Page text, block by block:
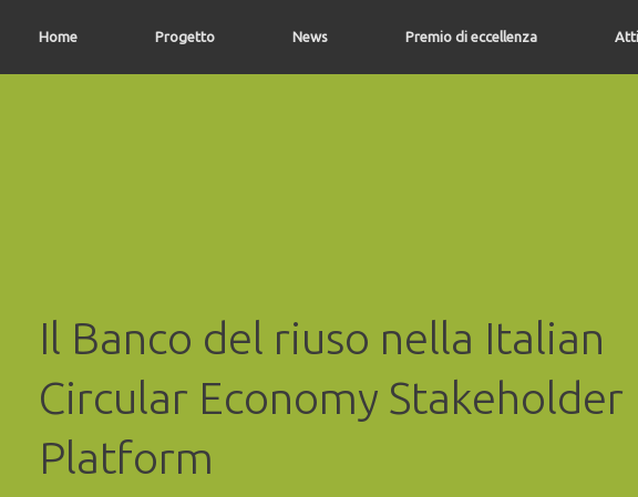
Home Progetto News Premio di eccellenza
Il Banco del riuso nella Italian
Circular Economy Stakeholder
Platform